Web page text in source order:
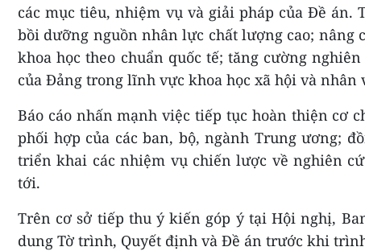
các mục tiêu, nhiệm vụ và giải pháp của Đề án.
bồi dưỡng nguồn nhân lực chất lượng cao; nâng
khoa học theo chuẩn quốc tế; tăng cường
của Đảng trong lĩnh vực khoa học xã hội và nhân
Báo cáo nhấn mạnh việc tiếp tục hoàn thiện cơ
phối hợp của các ban, bộ, ngành Trung ương;
triển khai các nhiệm vụ chiến lược về nghiên
tới.
Trên cơ sở tiếp thu ý kiến góp ý tại Hội nghị,
dung Tờ trình, Quyết định và Đề án trước khi